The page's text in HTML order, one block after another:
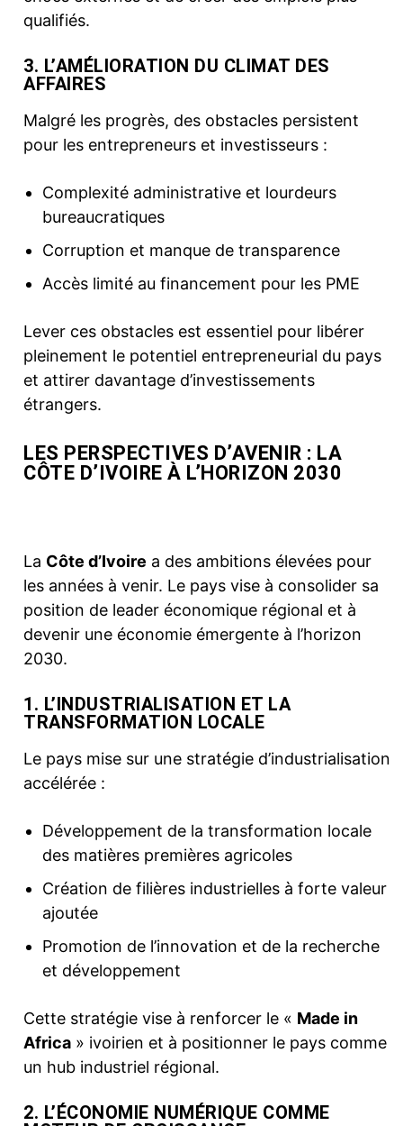
qualifiés.
3. L’AMÉLIORATION DU CLIMAT DES
AFFAIRES
Malgré les progrès, des obstacles persistent
pour les entrepreneurs et investisseurs :
Complexité administrative et lourdeurs
bureaucratiques
Corruption et manque de transparence
Accès limité au financement pour les PME
Lever ces obstacles est essentiel pour libérer
pleinement le potentiel entrepreneurial du pays
et attirer davantage d’investissements
étrangers.
LES PERSPECTIVES D’AVENIR : LA
CÔTE D’IVOIRE À L’HORIZON 2030
La Côte d’Ivoire a des ambitions élevées pour
les années à venir. Le pays vise à consolider sa
position de leader économique régional et à
devenir une économie émergente à l’horizon
2030.
1. L’INDUSTRIALISATION ET LA
TRANSFORMATION LOCALE
Le pays mise sur une stratégie d’industrialisation
accélérée :
Développement de la transformation locale
des matières premières agricoles
Création de filières industrielles à forte valeur
ajoutée
Promotion de l’innovation et de la recherche
et développement
Cette stratégie vise à renforcer le « Made in
Africa » ivoirien et à positionner le pays comme
un hub industriel régional.
2. L’ÉCONOMIE NUMÉRIQUE COMME